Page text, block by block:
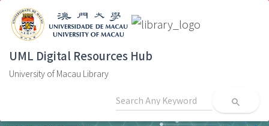
UML Digital Resources Hub
University of Macau Library
search